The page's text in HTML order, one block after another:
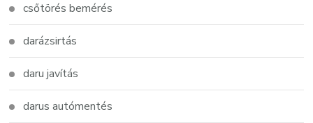
csőtörés bemérés
darázsirtás
daru javítás
darus autómentés